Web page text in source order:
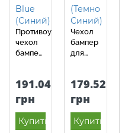
Противоударный
чехол
бампер
13 iPaky
Carbon
Fiber
Blue
(Синий)
191.04
грн
Купить
Чехол
бампер
для
Anomaly
Fresh
Line
Dark
Blue
179.52
грн
Купить